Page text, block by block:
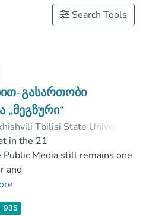
Search Tools
გასართობი
„მეგზური“
Tbilisi State University
სალომე
;
ნინო
and Political Sciences
in the 21
Media still remains one
and
of information exchange
935